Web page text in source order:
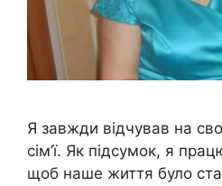
Я завжди відчував на
сім’ї. Як підсумок, я
щоб наше життя було